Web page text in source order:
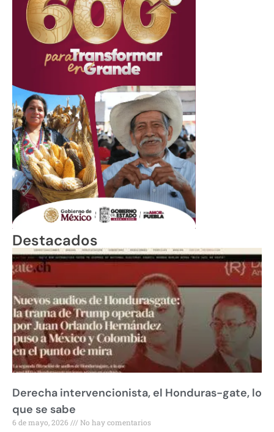
Destacados
Derecha intervencionista, el Honduras-gate, lo
que se sabe
6 de mayo, 2026 No hay comentarios